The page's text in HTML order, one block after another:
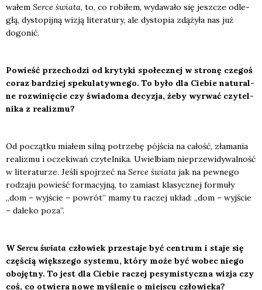
wa­łem Ser­ce świa­ta, to, co robi­łem, wyda­wa­ło się jesz­cze odle­
głą, dys­to­pij­ną wizją lite­ra­tu­ry, ale dys­to­pia zdą­ży­ła nas już
dogo­nić.
Powieść prze­cho­dzi od kry­ty­ki spo­łecz­nej w stro­nę cze­goś
coraz bar­dziej spe­ku­la­tyw­ne­go. To było dla Cie­bie natu­ral­
ne roz­wi­nię­cie czy świa­do­ma decy­zja, żeby wyrwać czy­tel­
ni­ka z reali­zmu?
Od począt­ku mia­łem sil­ną potrze­bę pój­ścia na całość, zła­ma­nia
reali­zmu i ocze­ki­wań czy­tel­ni­ka. Uwiel­biam nie­prze­wi­dy­wal­ność
w lite­ra­tu­rze. Jeśli spoj­rzeć na Ser­ce świa­ta jak na pew­ne­go
rodza­ju powieść for­ma­cyj­ną, to zamiast kla­sycz­nej for­mu­ły
„dom – wyj­ście – powrót” mamy tu raczej układ: „dom – wyj­ście
– dale­ko poza”.
WSer­cu świa­ta czło­wiek prze­sta­je być cen­trum i sta­je się
czę­ścią więk­sze­go sys­te­mu, który może być wobec nie­go
obo­jęt­ny. To jest dla Cie­bie raczej pesy­mi­stycz­na wizja czy
coś, co otwie­ra nowe myśle­nie o miej­scu czło­wie­ka?